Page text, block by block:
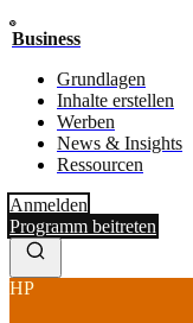
Business
Grundlagen
Inhalte erstellen
Werben
News & Insights
Ressourcen
Anmelden
Programm beitreten
HP